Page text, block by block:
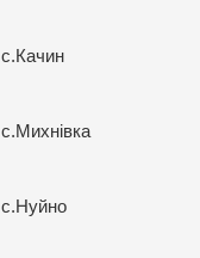
с.Качин
с.Михнівка
с.Нуйно